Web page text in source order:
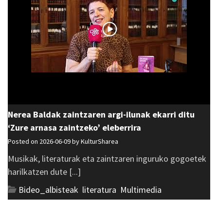
Nerea Baldak zaintzaren argi-ilunak ekarri ditu
‘Zure arnasa zaintzeko’ eleberrira
Posted on 2026-06-09 byKulturSharea
Musikak, literaturak eta zaintzaren inguruko gogoetek
harilkatzen dute [...]
Bideo_albisteak literatura Multimedia